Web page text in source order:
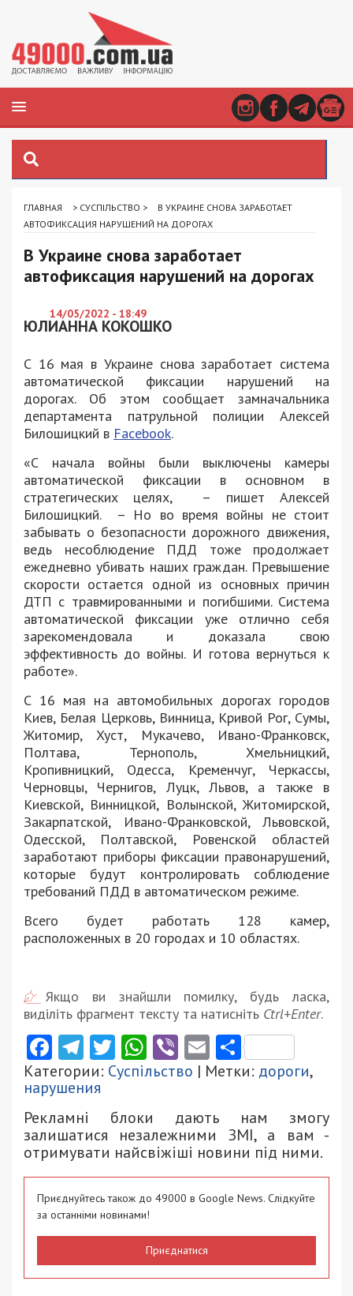
ГЛАВНАЯ > СУСПІЛЬСТВО >
В УКРАИНЕ СНОВА ЗАРАБОТАЕТ
АВТОФИКСАЦИЯ НАРУШЕНИЙ НА ДОРОГАХ
В Украине снова заработает
автофиксация нарушений на дорогах
14/05/2022 - 18:49
ЮЛИАННА КОКОШКО
С 16 мая в Украине снова заработает система
автоматической фиксации нарушений на
дорогах. Об этом сообщает замначальника
департамента патрульной полиции Алексей
Билошицкий в Facebook.
«С начала войны были выключены камеры
автоматической фиксации в основном в
стратегических целях, – пишет Алексей
Билошицкий. – Но во время войны не стоит
забывать о безопасности дорожного движения,
ведь несоблюдение ПДД тоже продолжает
ежедневно убивать наших граждан. Превышение
скорости остается одной из основных причин
ДТП с травмированными и погибшими. Система
автоматической фиксации уже отлично себя
зарекомендовала и доказала свою
эффективность до войны. И готова вернуться к
работе».
С 16 мая на автомобильных дорогах городов
Киев, Белая Церковь, Винница, Кривой Рог, Сумы,
Житомир, Хуст, Мукачево, Ивано-Франковск,
Полтава, Тернополь, Хмельницкий,
Кропивницкий, Одесса, Кременчуг, Черкассы,
Черновцы, Чернигов, Луцк, Львов, а также в
Киевской, Винницкой, Волынской, Житомирской,
Закарпатской, Ивано-Франковской, Львовской,
Одесской, Полтавской, Ровенской областей
заработают приборы фиксации правонарушений,
которые будут контролировать соблюдение
требований ПДД в автоматическом режиме.
Всего будет работать 128 камер,
расположенных в 20 городах и 10 областях.
Якщо ви знайшли помилку, будь ласка,
виділіть фрагмент тексту та натисніть Ctrl+Enter.
Facebook
Telegram
Twitter
WhatsApp
ViberEmail
Категории: Суспільство | Метки: дороги,
нарушения
Рекламні блоки дають нам змогу
залишатися незалежними ЗМІ, а вам -
отримувати найсвіжіші новини під ними.
Приєднуйтесь також до 49000 в Google News. Слідкуйте
за останніми новинами!
Приєднатися